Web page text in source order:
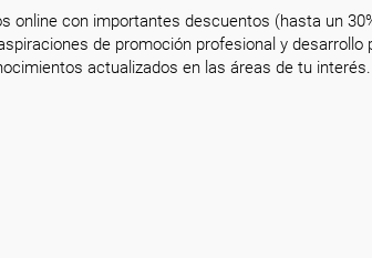
con importantes descuentos (hasta un
de promoción profesional y desarrollo
actualizados en las áreas de tu interés.